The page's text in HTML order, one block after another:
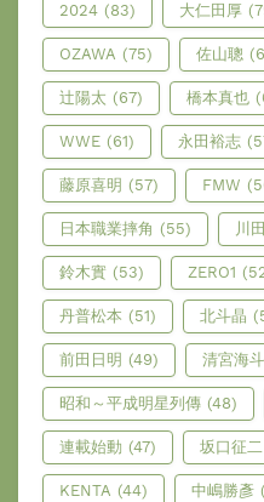
2024 (83) 大仁田厚
OZAWA (75) 佐山聰
辻陽太 (67) 橋本真也
WWE (61) 永田裕志
藤原喜明 (57) FMW
日本職業摔角 (55) 川
鈴木實 (53) ZERO1
丹普松本 (51) 北斗晶
前田日明 (49) 清宮海斗
昭和～平成明星列傳 (48)
連載始動 (47) 坂口征二
KENTA (44) 中嶋勝彥